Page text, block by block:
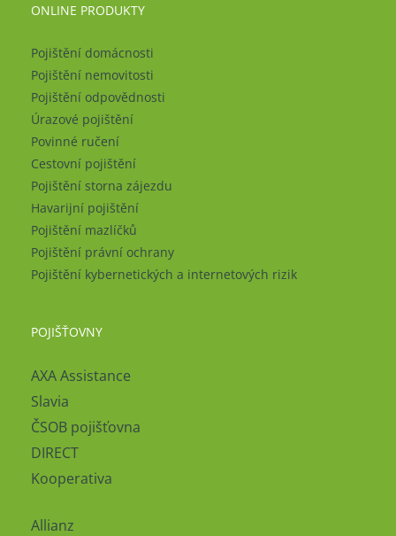
ONLINE PRODUKTY
Pojištění domácnosti
Pojištění nemovitosti
Pojištění odpovědnosti
Úrazové pojištění
Povinné ručení
Cestovní pojištění
Pojištění storna zájezdu
Havarijní pojištění
Pojištění mazlíčků
Pojištění právní ochrany
Pojištění kybernetických a internetových rizik
POJIŠŤOVNY
AXA Assistance
Slavia
ČSOB pojišťovna
DIRECT
Kooperativa
Allianz